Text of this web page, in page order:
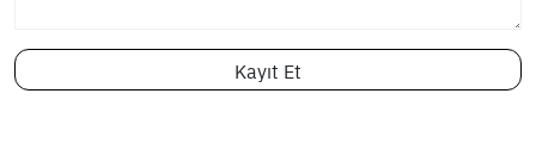
Kayıt Et